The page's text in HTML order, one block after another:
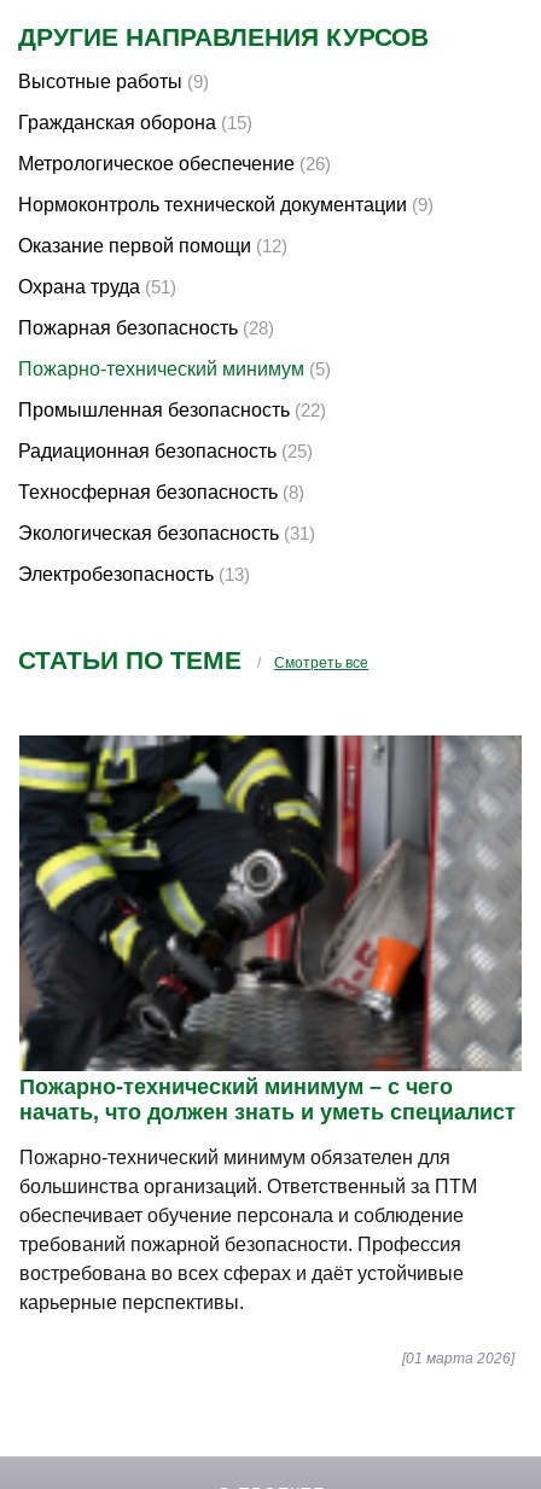
ДРУГИЕ НАПРАВЛЕНИЯ КУРСОВ
Высотные работы (9)
Гражданская оборона (15)
Метрологическое обеспечение (26)
Нормоконтроль технической документации (9)
Оказание первой помощи (12)
Охрана труда (51)
Пожарная безопасность (28)
Пожарно-технический минимум (5)
Промышленная безопасность (22)
Радиационная безопасность (25)
Техносферная безопасность (8)
Экологическая безопасность (31)
Электробезопасность (13)
СТАТЬИ ПО ТЕМЕ Смотреть все
Пожарно-технический минимум – с чего
начать, что должен знать и уметь специалист
Пожарно-технический минимум обязателен для
большинства организаций. Ответственный за ПТМ
обеспечивает обучение персонала и соблюдение
требований пожарной безопасности. Профессия
востребована во всех сферах и даёт устойчивые
карьерные перспективы.
[01 марта 2026]